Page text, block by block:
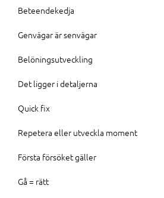
Beteendekedja
Genvägar är senvägar
Belöningsutveckling
Det ligger i detaljerna
Quick fix
Repetera eller utveckla moment
Första försöket gäller
Gå = rätt